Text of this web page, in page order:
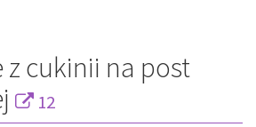
z cukinii na post
12